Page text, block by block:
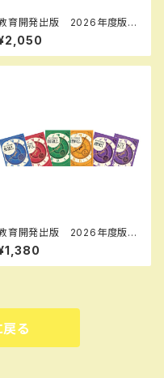
育開発出版 2026年度版
中学問題集 英語 中1～3
準編 各学年（選択くださ
） 新品完全セット
育開発出版 2026年度版
中学問題集 地理・歴史 標
編 各学年（選択ください）
品完全セット
る